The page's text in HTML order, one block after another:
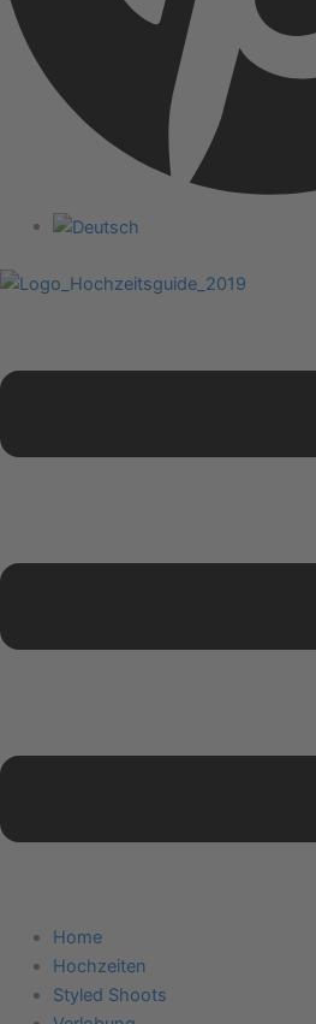
Home
Hochzeiten
Styled Shoots